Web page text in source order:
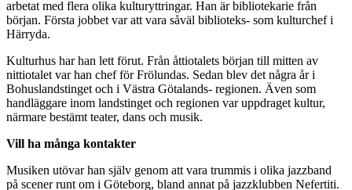
arbetat med flera olika kulturyttringar. Han är bibliotekarie från
början. Första jobbet var att vara såväl biblioteks- som kulturchef i
Härryda.
Kulturhus har han lett förut. Från åttiotalets början till mitten av
nittiotalet var han chef för Frölundas. Sedan blev det några år i
Bohuslandstinget och i Västra Götalands- regionen. Även som
handläggare inom landstinget och regionen var uppdraget kultur,
närmare bestämt teater, dans och musik.
Vill ha många kontakter
Musiken utövar han själv genom att vara trummis i olika jazzband
på scener runt om i Göteborg, bland annat på jazzklubben Nefertiti.